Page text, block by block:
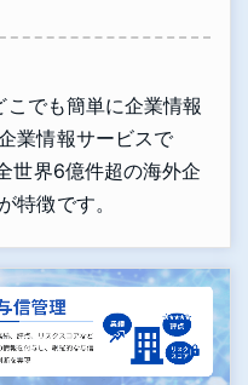
でも簡単に企業情報
業情報サービスで
世界6億件超の海外企
特徴です。